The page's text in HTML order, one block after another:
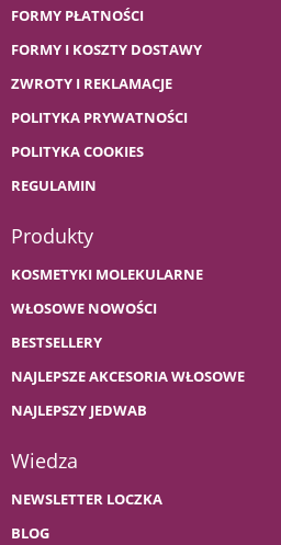
FORMY PŁATNOŚCI
FORMY I KOSZTY DOSTAWY
ZWROTY I REKLAMACJE
POLITYKA PRYWATNOŚCI
POLITYKA COOKIES
REGULAMIN
Produkty
KOSMETYKI MOLEKULARNE
WŁOSOWE NOWOŚCI
BESTSELLERY
NAJLEPSZE AKCESORIA WŁOSOWE
NAJLEPSZY JEDWAB
Wiedza
NEWSLETTER LOCZKA
BLOG